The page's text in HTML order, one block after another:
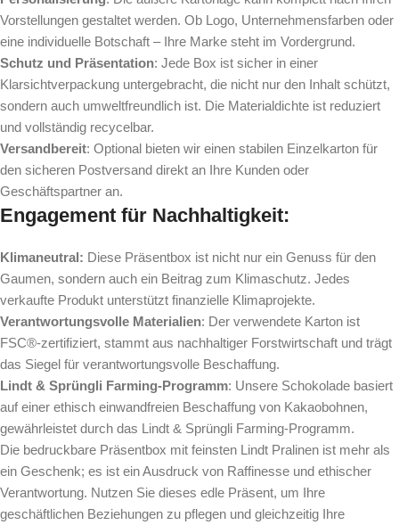
Vorstellungen gestaltet werden. Ob Logo, Unternehmensfarben oder
eine individuelle Botschaft – Ihre Marke steht im Vordergrund.
Schutz und Präsentation: Jede Box ist sicher in einer
Klarsichtverpackung untergebracht, die nicht nur den Inhalt schützt,
sondern auch umweltfreundlich ist. Die Materialdichte ist reduziert
und vollständig recycelbar.
Versandbereit: Optional bieten wir einen stabilen Einzelkarton für
den sicheren Postversand direkt an Ihre Kunden oder
Geschäftspartner an.
Engagement für Nachhaltigkeit:
Klimaneutral: Diese Präsentbox ist nicht nur ein Genuss für den
Gaumen, sondern auch ein Beitrag zum Klimaschutz. Jedes
verkaufte Produkt unterstützt finanzielle Klimaprojekte.
Verantwortungsvolle Materialien: Der verwendete Karton ist
FSC®-zertifiziert, stammt aus nachhaltiger Forstwirtschaft und trägt
das Siegel für verantwortungsvolle Beschaffung.
Lindt & Sprüngli Farming-Programm: Unsere Schokolade basiert
auf einer ethisch einwandfreien Beschaffung von Kakaobohnen,
gewährleistet durch das Lindt & Sprüngli Farming-Programm.
Die bedruckbare Präsentbox mit feinsten Lindt Pralinen ist mehr als
ein Geschenk; es ist ein Ausdruck von Raffinesse und ethischer
Verantwortung. Nutzen Sie dieses edle Präsent, um Ihre
geschäftlichen Beziehungen zu pflegen und gleichzeitig Ihre